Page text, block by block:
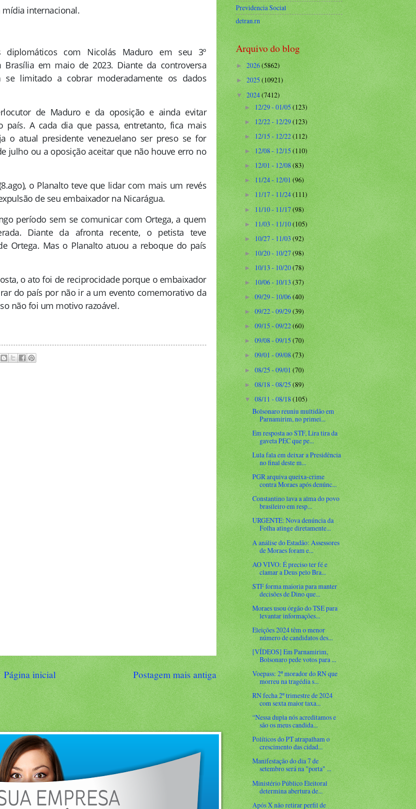
mídia internacional.
com Nicolás Maduro em seu 3º
em maio de 2023. Diante da controversa
limitado a cobrar moderadamente os dados
de Maduro e da oposição e ainda evitar
país. A cada dia que passa, entretanto, fica mais
o atual presidente venezuelano ser preso se for
julho ou a oposição aceitar que não houve erro no
o Planalto teve que lidar com mais um revés
de seu embaixador na Nicarágua.
período sem se comunicar com Ortega, a quem
Diante da afronta recente, o petista teve
Ortega. Mas o Planalto atuou a reboque do país
o ato foi de reciprocidade porque o embaixador
do país por não ir a um evento comemorativo da
não foi um motivo razoável.
Postagem mais antiga
Página inicial
Previdencia Social
detran.rn
Arquivo do blog
► 2026(5862)
►2025(10921)
▼2024(7412)
►12/29 - 01/05(123)
►12/22 - 12/29(123)
►12/15 - 12/22(112)
►12/08 - 12/15(110)
►12/01 - 12/08(83)
►11/24 - 12/01(96)
►11/17 - 11/24(111)
►11/10 - 11/17(98)
►11/03 - 11/10(105)
►10/27 - 11/03(92)
►10/20 - 10/27(98)
►10/13 - 10/20(78)
►10/06 - 10/13(37)
►09/29 - 10/06(40)
►09/22 - 09/29(39)
►09/15 - 09/22(60)
►09/08 - 09/15(70)
►09/01 - 09/08(73)
►08/25 - 09/01(70)
►08/18 - 08/25(89)
▼08/11 - 08/18(105)
Bolsonaro reuniu multidão em
Parnamirim, no primei...
Em resposta ao STF, Lira tira da
gaveta PEC que pe...
Lula fala em deixar a Presidência
no final deste m...
PGR arquiva queixa-crime
contra Moraes após denúnc...
Constantino lava a alma do povo
brasileiro em resp...
URGENTE: Nova denúncia da
Folha atinge diretamente...
A análise do Estadão: Assessores
de Moraes foram e...
AO VIVO: É preciso ter fé e
clamar a Deus pelo Bra...
STF forma maioria para manter
decisões de Dino que...
Moraes usou órgão do TSE para
levantar informações...
Eleições 2024 têm o menor
número de candidatos des...
[VÍDEOS] Em Parnamirim,
Bolsonaro pede votos para ...
Voepass: 2º morador do RN que
morreu na tragédia s...
RN fecha 2º trimestre de 2024
com sexta maior taxa...
“Nessa dupla nós acreditamos e
são os meus candida...
Políticos do PT atrapalham o
crescimento das cidad...
Manifestação do dia 7 de
setembro será na "porta" ...
Ministério Público Eleitoral
determina abertura de...
Após X não retirar perfil de